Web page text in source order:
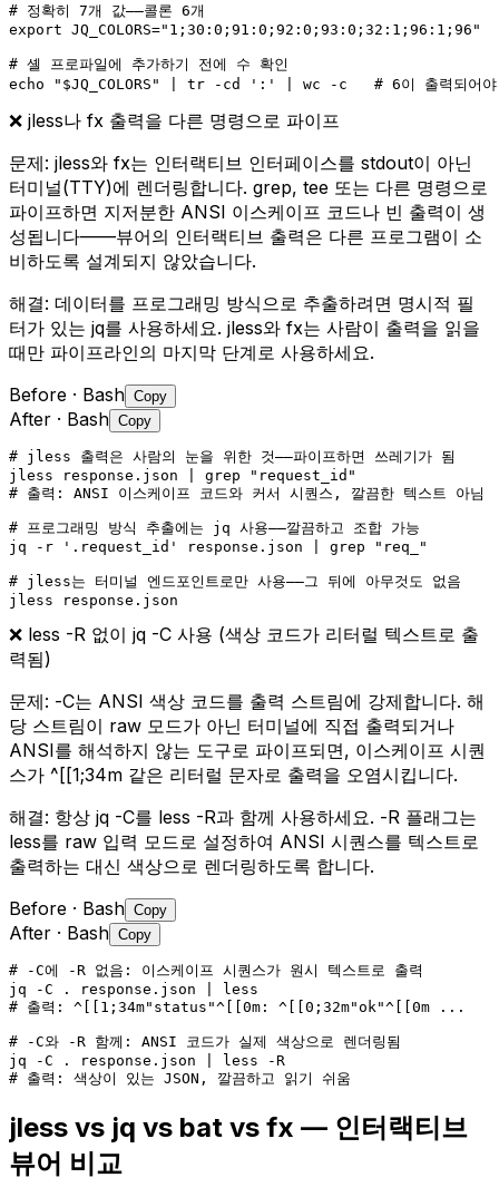
# 정확히 7개 값——콜론 6개
export JQ_COLORS="1;30:0;91:0;92:0;93:0;32:1;96:1;96"
# 셸 프로파일에 추가하기 전에 수 확인
echo "$JQ_COLORS" | tr -cd ':' | wc -c   # 6이 출력되어야
❌ jless나 fx 출력을 다른 명령으로 파이프
문제: jless와 fx는 인터랙티브 인터페이스를 stdout이 아닌
터미널(TTY)에 렌더링합니다. grep, tee 또는 다른 명령으로
파이프하면 지저분한 ANSI 이스케이프 코드나 빈 출력이 생
성됩니다——뷰어의 인터랙티브 출력은 다른 프로그램이 소
비하도록 설계되지 않았습니다.
해결: 데이터를 프로그래밍 방식으로 추출하려면 명시적 필
터가 있는 jq를 사용하세요. jless와 fx는 사람이 출력을 읽을
때만 파이프라인의 마지막 단계로 사용하세요.
Before · Bash Copy
After · Bash Copy
# jless 출력은 사람의 눈을 위한 것——파이프하면 쓰레기가 됨
jless response.json | grep "request_id"
# 출력: ANSI 이스케이프 코드와 커서 시퀀스, 깔끔한 텍스트 아님
# 프로그래밍 방식 추출에는 jq 사용——깔끔하고 조합 가능
jq -r '.request_id' response.json | grep "req_"
# jless는 터미널 엔드포인트로만 사용——그 뒤에 아무것도 없음
jless response.json
❌ less -R 없이 jq -C 사용 (색상 코드가 리터럴 텍스트로 출
력됨)
문제: -C는 ANSI 색상 코드를 출력 스트림에 강제합니다. 해
당 스트림이 raw 모드가 아닌 터미널에 직접 출력되거나
ANSI를 해석하지 않는 도구로 파이프되면, 이스케이프 시퀀
스가 ^[[1;34m 같은 리터럴 문자로 출력을 오염시킵니다.
해결: 항상 jq -C를 less -R과 함께 사용하세요. -R 플래그는
less를 raw 입력 모드로 설정하여 ANSI 시퀀스를 텍스트로
출력하는 대신 색상으로 렌더링하도록 합니다.
Before · Bash Copy
After · Bash Copy
# -C에 -R 없음: 이스케이프 시퀀스가 원시 텍스트로 출력
jq -C . response.json | less
# 출력: ^[[1;34m"status"^[[0m: ^[[0;32m"ok"^[[0m ...
# -C와 -R 함께: ANSI 코드가 실제 색상으로 렌더링됨
jq -C . response.json | less -R
# 출력: 색상이 있는 JSON, 깔끔하고 읽기 쉬움
jless vs jq vs bat vs fx — 인터랙티브
뷰어 비교